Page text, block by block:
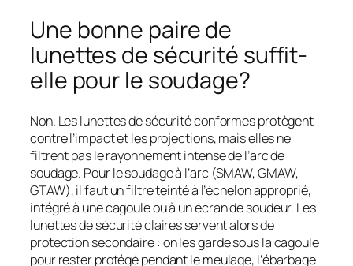
Une bonne paire de
lunettes de sécurité suffit-
elle pour le soudage?
Non. Les lunettes de sécurité conformes protègent
contre l’impact et les projections, mais elles ne
filtrent pas le rayonnement intense de l’arc de
soudage. Pour le soudage à l’arc (SMAW, GMAW,
GTAW), il faut un filtre teinté à l’échelon approprié,
intégré à une cagoule ou à un écran de soudeur. Les
lunettes de sécurité claires servent alors de
protectionsecondaire: on les garde sous la cagoule
pour rester protégé pendant le meulage, l’ébarbage